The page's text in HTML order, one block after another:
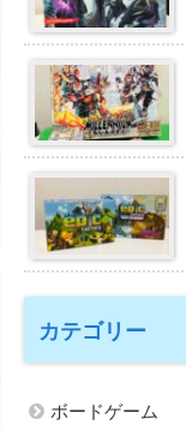
カテゴリー
ボードゲーム